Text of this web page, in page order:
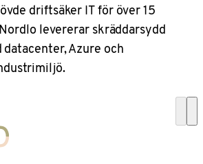
driftsäker IT för över 15
levererar skräddarsydd
Azure och